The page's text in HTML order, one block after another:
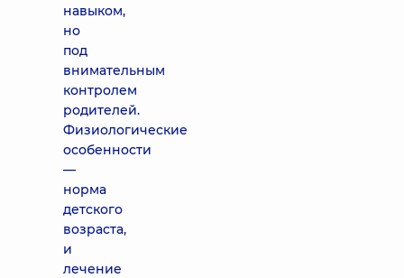
навыком,
но
под
внимательным
контролем
родителей.
Физиологические
особенности
—
норма
детского
возраста,
и
лечение